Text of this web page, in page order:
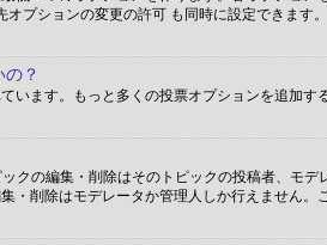
プションの変更の許可 も同時に設定できます。
？
います。もっと多くの投票オプションを追加す
クの編集・削除はそのトピックの投稿者、モ
・削除はモデレータか管理人しか行えません。